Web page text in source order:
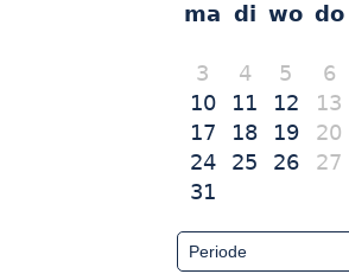
ma di wo do
3
4 5 6
10
11 12 13
17
18 19 20
24
25 26 27
31